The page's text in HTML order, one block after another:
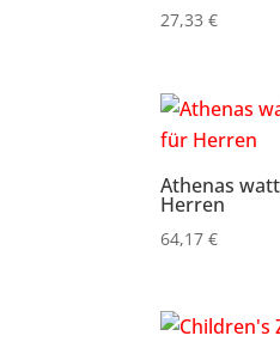
27,33€
Athenas
Herren
64,17€